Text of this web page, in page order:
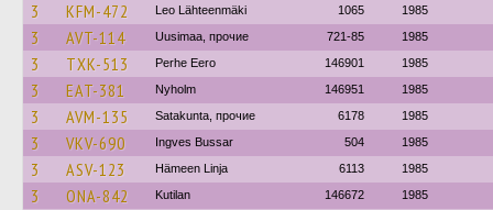
3 KFM-472 Leo Lähteenmäki 1065 1985
3 AVT-114 Uusimaa, прочие 721-85 1985
3 TXK-513 Perhe Eero 146901 1985
3 EAT-381 Nyholm 146951 1985
3 AVM-135 Satakunta, прочие 6178 1985
3 VKV-690 Ingves Bussar 504 1985
3 ASV-123 Hämeen Linja 6113 1985
3 ONA-842 Kutilan 146672 1985